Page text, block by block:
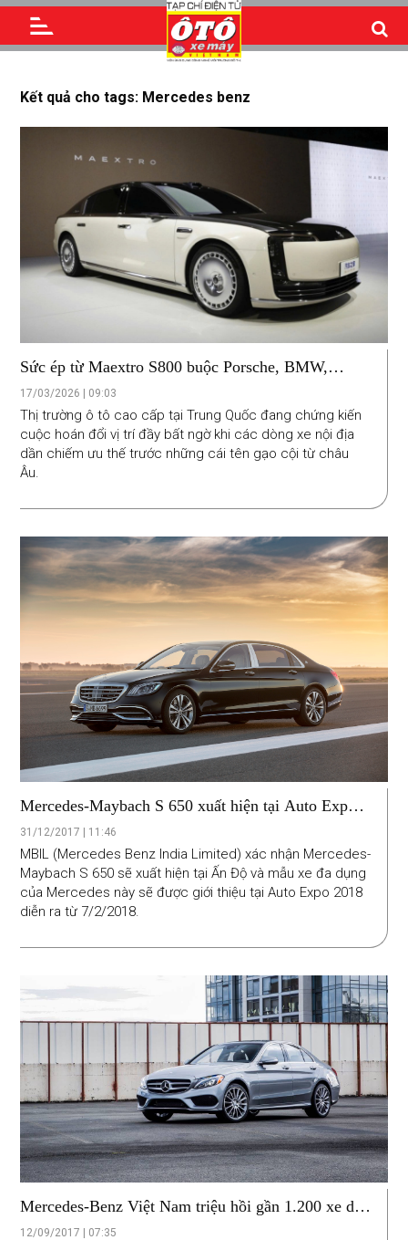
Kết quả cho tags: Mercedes benz
Sức ép từ Maextro S800 buộc Porsche, BMW,
Mercedes phải thay đổi chiến lược
17/03/2026 | 09:03
Thị trường ô tô cao cấp tại Trung Quốc đang chứng kiến
cuộc hoán đổi vị trí đầy bất ngờ khi các dòng xe nội địa
dần chiếm ưu thế trước những cái tên gạo cội từ châu
Âu.
Mercedes-Maybach S 650 xuất hiện tại Auto Expo
2018
31/12/2017 | 11:46
MBIL (Mercedes Benz India Limited) xác nhận Mercedes-
Maybach S 650 sẽ xuất hiện tại Ấn Độ và mẫu xe đa dụng
của Mercedes này sẽ được giới thiệu tại Auto Expo 2018
diễn ra từ 7/2/2018.
Mercedes-Benz Việt Nam triệu hồi gần 1.200 xe do
lỗi hệ thống điện
12/09/2017 | 07:35